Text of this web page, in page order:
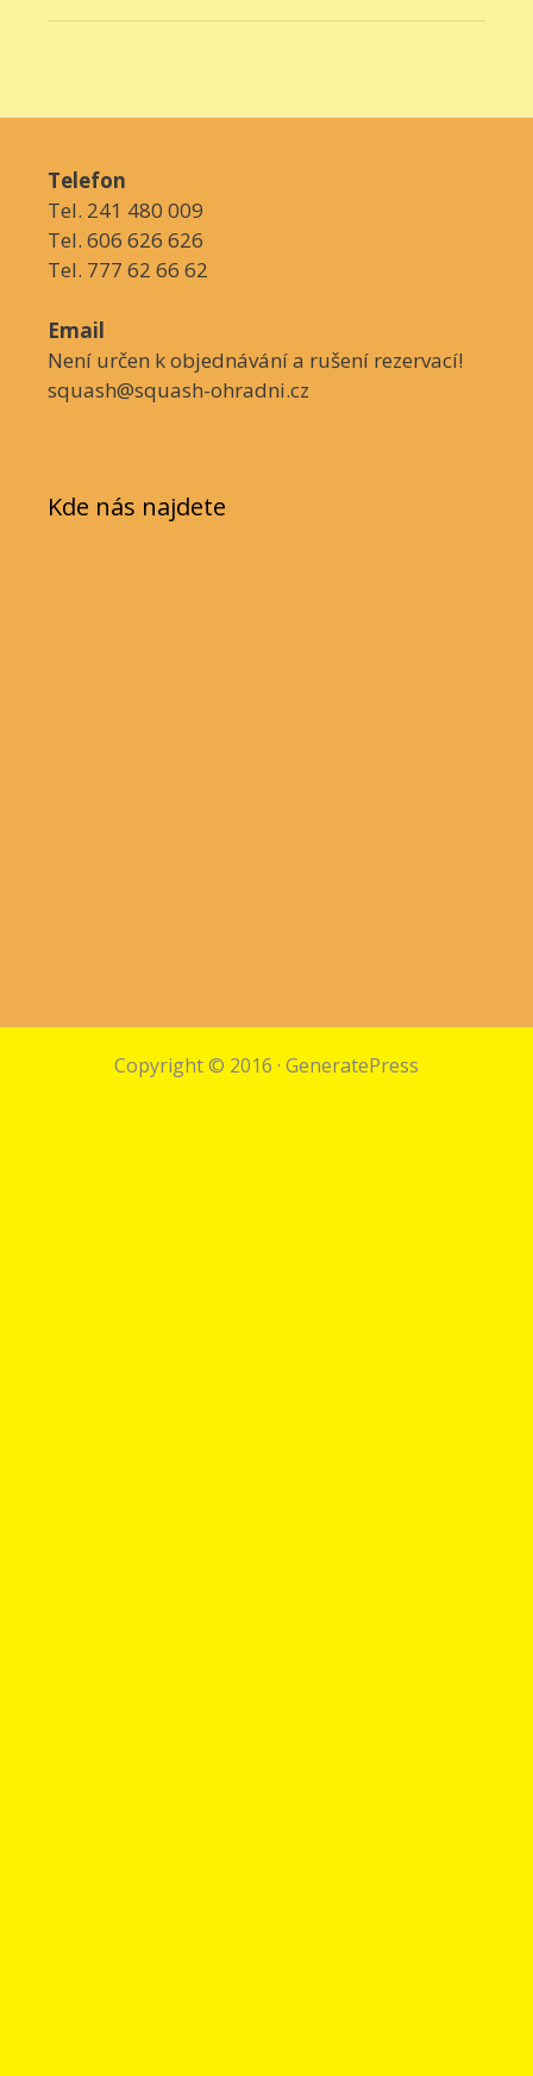
Telefon
Tel. 241 480 009
Tel. 606 626 626
Tel. 777 62 66 62
Email
Není určen k objednávání a rušení rezervací!
squash@squash-ohradni.cz
Kde nás najdete
Copyright © 2016 · GeneratePress